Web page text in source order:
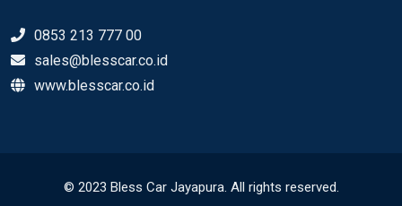
0853 213 777 00
sales@blesscar.co.id
www.blesscar.co.id
© 2023 Bless Car Jayapura. All rights reserved.